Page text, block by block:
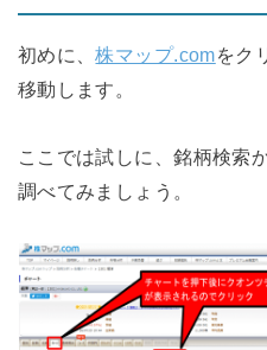
初めに、株マップ.comをク
移動します。
ここでは試しに、銘柄検索
調べてみましょう。